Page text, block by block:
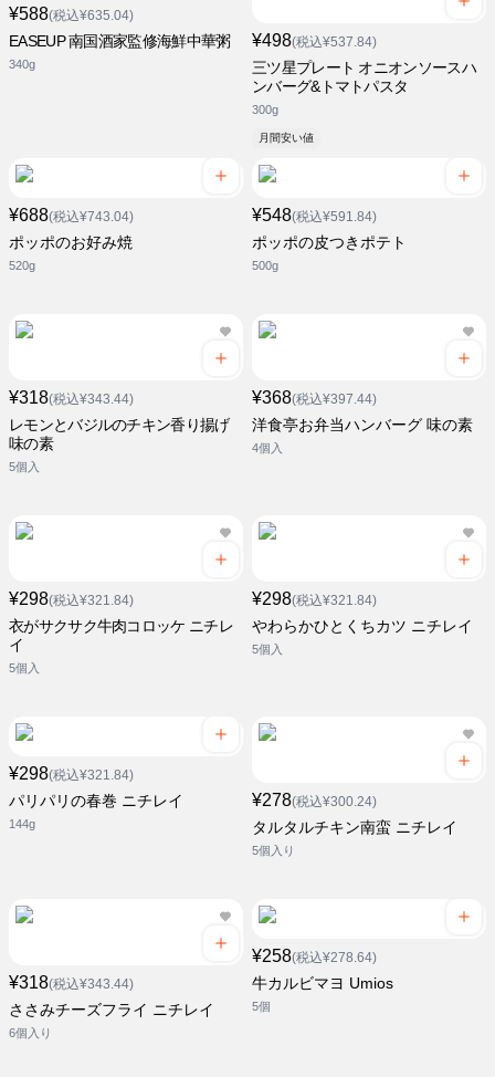
¥588(税込¥635.04)
EASEUP 南国酒家監修海鮮中華粥
340g
¥498(税込¥537.84)
三ツ星プレート オニオンソースハ
ンバーグ&トマトパスタ
300g
月間安い値
¥688(税込¥743.04)
ポッポのお好み焼
520g
¥548(税込¥591.84)
ポッポの皮つきポテト
500g
¥318(税込¥343.44)
レモンとバジルのチキン香り揚げ
味の素
5個入
¥368(税込¥397.44)
洋食亭お弁当ハンバーグ 味の素
4個入
¥298(税込¥321.84)
衣がサクサク牛肉コロッケ ニチレ
イ
5個入
¥298(税込¥321.84)
やわらかひとくちカツ ニチレイ
5個入
¥298(税込¥321.84)
パリパリの春巻 ニチレイ
144g
¥278(税込¥300.24)
タルタルチキン南蛮 ニチレイ
5個入り
¥318(税込¥343.44)
ささみチーズフライ ニチレイ
6個入り
¥258(税込¥278.64)
牛カルビマヨ Umios
5個